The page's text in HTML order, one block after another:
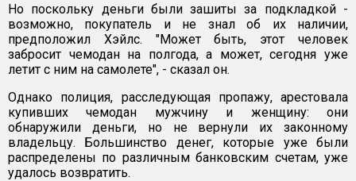
Но поскольку деньги были зашиты за подкладкой -
возможно, покупатель и не знал об их наличии,
предположил Хэйлс. "Может быть, этот человек
забросит чемодан на полгода, а может, сегодня уже
летит с ним на самолете", - сказал он.
Однако полиция, расследующая пропажу, арестовала
купивших чемодан мужчину и женщину: они
обнаружили деньги, но не вернули их законному
владельцу. Большинство денег, которые уже были
распределены по различным банковским счетам, уже
удалось возвратить.